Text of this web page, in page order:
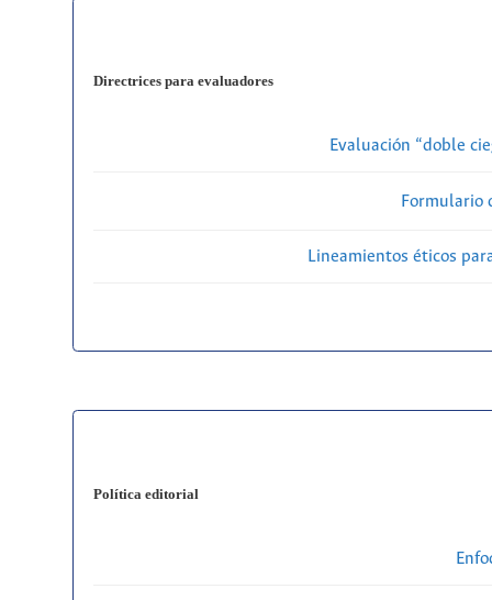
Directrices para evaluadores
Evaluación “doble
Formulario
Lineamientos éticos
Política editorial